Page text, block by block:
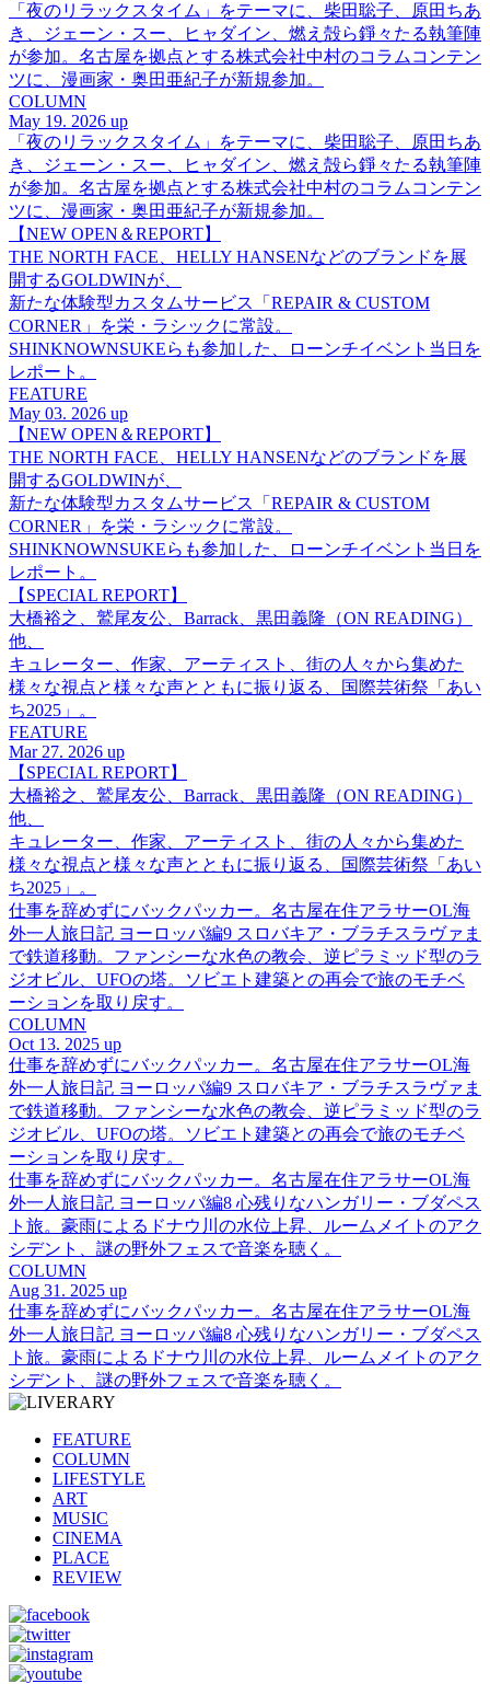
「夜のリラックスタイム」をテーマに、柴田聡子、原田ちあ
き、ジェーン・スー、ヒャダイン、燃え殻ら錚々たる執筆陣
が参加。名古屋を拠点とする株式会社中村のコラムコンテン
ツに、漫画家・奥田亜紀子が新規参加。
COLUMN
May 19. 2026 up
「夜のリラックスタイム」をテーマに、柴田聡子、原田ちあ
き、ジェーン・スー、ヒャダイン、燃え殻ら錚々たる執筆陣
が参加。名古屋を拠点とする株式会社中村のコラムコンテン
ツに、漫画家・奥田亜紀子が新規参加。
【NEW OPEN＆REPORT】
THE NORTH FACE、HELLY HANSENなどのブランドを展
開するGOLDWINが、
新たな体験型カスタムサービス「REPAIR & CUSTOM
CORNER」を栄・ラシックに常設。
SHINKNOWNSUKEらも参加した、ローンチイベント当日を
レポート。
FEATURE
May 03. 2026 up
【NEW OPEN＆REPORT】
THE NORTH FACE、HELLY HANSENなどのブランドを展
開するGOLDWINが、
新たな体験型カスタムサービス「REPAIR & CUSTOM
CORNER」を栄・ラシックに常設。
SHINKNOWNSUKEらも参加した、ローンチイベント当日を
レポート。
【SPECIAL REPORT】
大橋裕之、鷲尾友公、Barrack、黒田義隆（ON READING）
他、
キュレーター、作家、アーティスト、街の人々から集めた
様々な視点と様々な声とともに振り返る、国際芸術祭「あい
ち2025」。
FEATURE
Mar 27. 2026 up
【SPECIAL REPORT】
大橋裕之、鷲尾友公、Barrack、黒田義隆（ON READING）
他、
キュレーター、作家、アーティスト、街の人々から集めた
様々な視点と様々な声とともに振り返る、国際芸術祭「あい
ち2025」。
仕事を辞めずにバックパッカー。名古屋在住アラサーOL海
外一人旅日記 ヨーロッパ編9 スロバキア・ブラチスラヴァま
で鉄道移動。ファンシーな水色の教会、逆ピラミッド型のラ
ジオビル、UFOの塔。ソビエト建築との再会で旅のモチベ
ーションを取り戻す。
COLUMN
Oct 13. 2025 up
仕事を辞めずにバックパッカー。名古屋在住アラサーOL海
外一人旅日記 ヨーロッパ編9 スロバキア・ブラチスラヴァま
で鉄道移動。ファンシーな水色の教会、逆ピラミッド型のラ
ジオビル、UFOの塔。ソビエト建築との再会で旅のモチベ
ーションを取り戻す。
仕事を辞めずにバックパッカー。名古屋在住アラサーOL海
外一人旅日記 ヨーロッパ編8 心残りなハンガリー・ブダペス
ト旅。豪雨によるドナウ川の水位上昇、ルームメイトのアク
シデント、謎の野外フェスで音楽を聴く。
COLUMN
Aug 31. 2025 up
仕事を辞めずにバックパッカー。名古屋在住アラサーOL海
外一人旅日記 ヨーロッパ編8 心残りなハンガリー・ブダペス
ト旅。豪雨によるドナウ川の水位上昇、ルームメイトのアク
シデント、謎の野外フェスで音楽を聴く。
FEATURE
COLUMN
LIFESTYLE
ART
MUSIC
CINEMA
PLACE
REVIEW